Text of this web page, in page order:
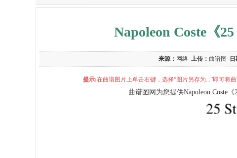
Napoleon Coste《
来源： 网络 上传： 曲谱图 日
提示:在曲谱图片上单击右键，选择“图片另存为...”即可将
曲谱图网为您提供Napoleon Coste